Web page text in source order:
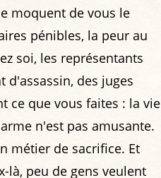
moquent de vous le
pénibles, la peur au
soi, les représentants
d'assassin, des juges
ce que vous faites : la vie
n'est pas amusante.
métier de sacrifice. Et
là, peu de gens veulent